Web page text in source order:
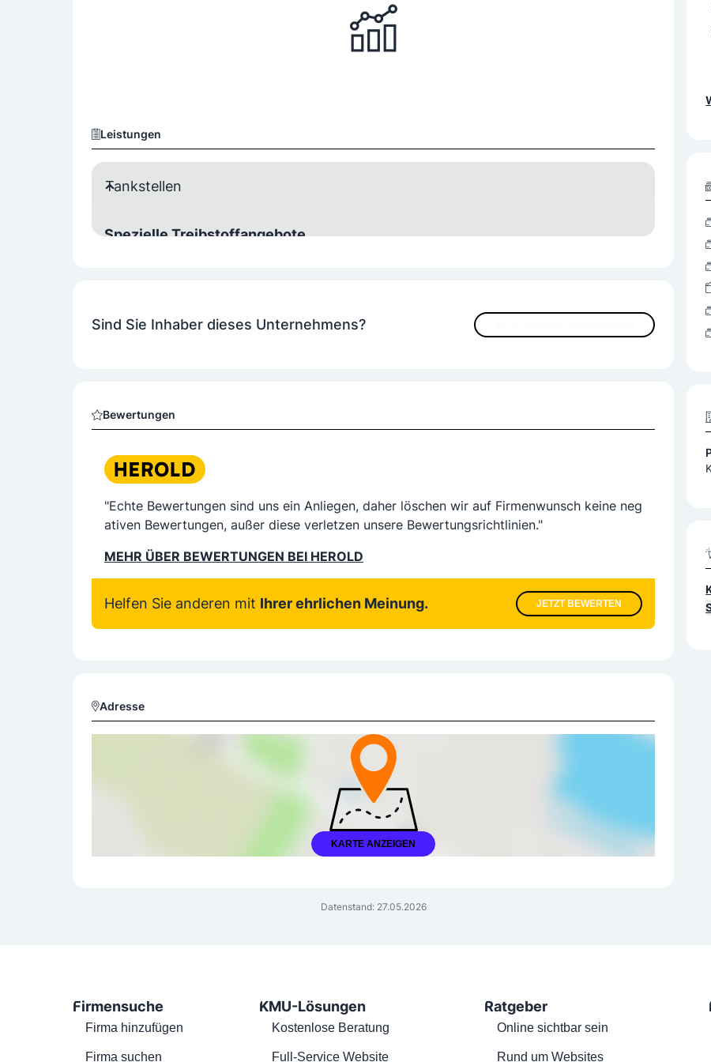
Leistungen
Tankstellen
Spezielle Treibstoffangebote
Café-Bar Shop
Sind Sie Inhaber dieses Unternehmens?
Bewertungen
"Echte Bewertungen sind uns ein Anliegen, daher löschen wir auf Firmenwunsch keine neg
ativen Bewertungen, außer diese verletzen unsere Bewertungsrichtlinien."
MEHR ÜBER BEWERTUNGEN BEI HEROLD
Helfen Sie anderen mit Ihrer ehrlichen Meinung. JETZT BEWERTEN
Adresse
KARTE ANZEIGEN
Datenstand: 27.05.2026
Firmensuche
Firma hinzufügen
Firma suchen
KMU-Lösungen
Kostenlose Beratung
Full-Service Website
Ratgeber
Online sichtbar sein
Rund um Websites